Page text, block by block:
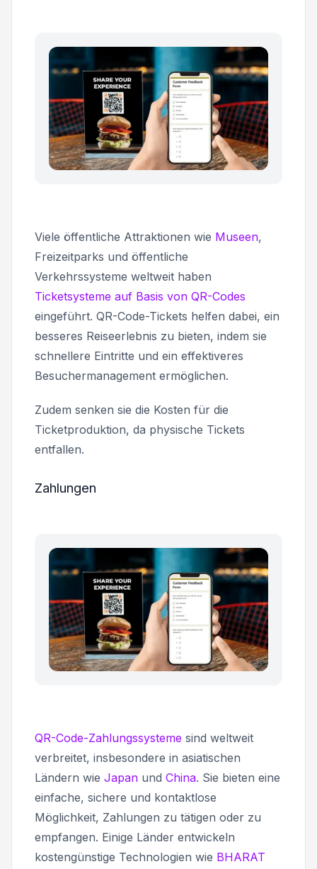
Viele öffentliche Attraktionen wie Museen,
Freizeitparks und öffentliche
Verkehrssysteme weltweit haben
Ticketsysteme auf Basis von QR-Codes
eingeführt. QR-Code-Tickets helfen dabei, ein
besseres Reiseerlebnis zu bieten, indem sie
schnellere Eintritte und ein effektiveres
Besuchermanagement ermöglichen.
Zudem senken sie die Kosten für die
Ticketproduktion, da physische Tickets
entfallen.
Zahlungen
QR-Code-Zahlungssysteme sind weltweit
verbreitet, insbesondere in asiatischen
Ländern wie Japan und China. Sie bieten eine
einfache, sichere und kontaktlose
Möglichkeit, Zahlungen zu tätigen oder zu
empfangen. Einige Länder entwickeln
kostengünstige Technologien wie BHARAT